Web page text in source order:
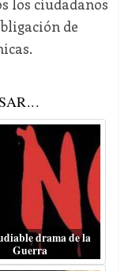
los ciudadanos
de
drama de la
Guerra